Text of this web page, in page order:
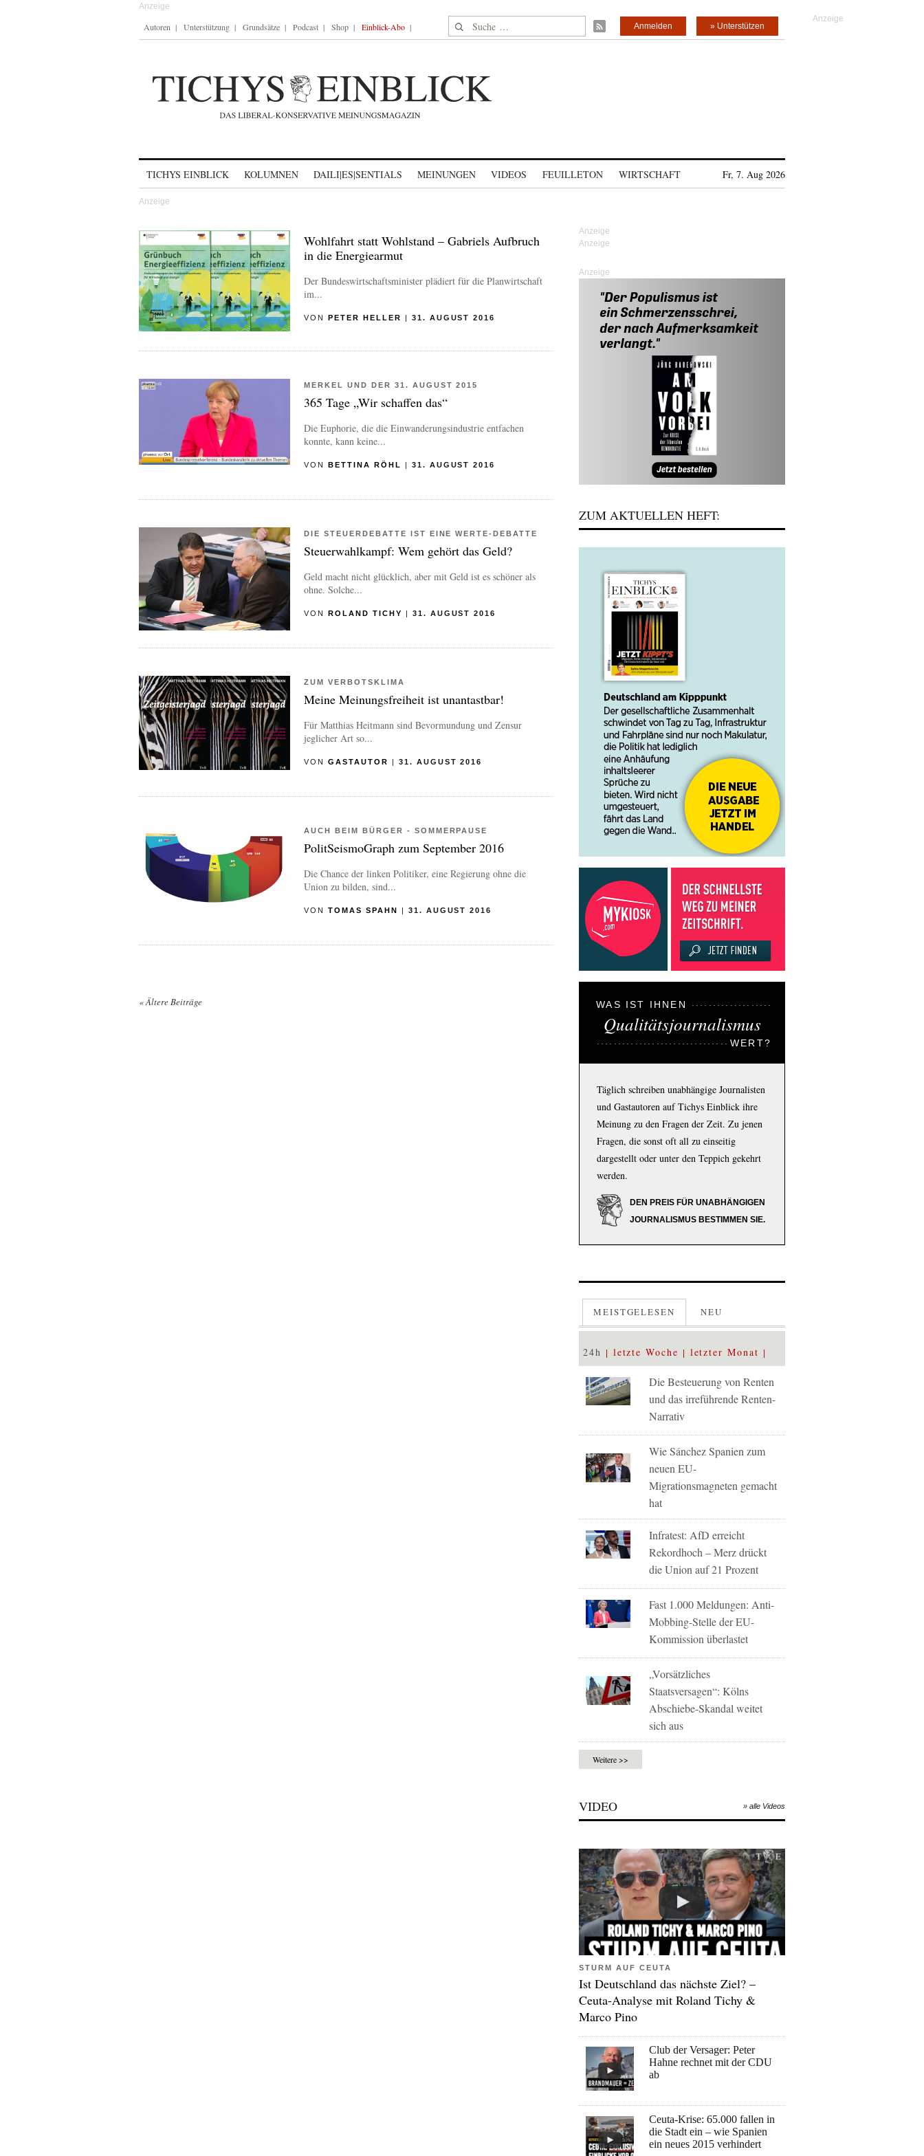
Autoren Unterstützung Grundsätze Podcast Shop Einblick-Abo Suche nach: » Unterstützen
Anmelden
TICHYS EINBLICK KOLUMNEN DAILI|ES|SENTIALS MEINUNGEN VIDEOS FEUILLETON WIRTSCHAFT Fr, 7. Aug 2026
Wohlfahrt statt Wohlstand – Gabriels Aufbruch
in die Energiearmut
Der Bundeswirtschaftsminister plädiert für die Planwirtschaft
im...
VON PETER HELLER | 31. AUGUST 2016
MERKEL UND DER 31. AUGUST 2015
365 Tage „Wir schaffen das“
Die Euphorie, die die Einwanderungsindustrie entfachen
konnte, kann keine...
VON BETTINA RÖHL | 31. AUGUST 2016
DIE STEUERDEBATTE IST EINE WERTE-DEBATTE
Steuerwahlkampf: Wem gehört das Geld?
Geld macht nicht glücklich, aber mit Geld ist es schöner als
ohne. Solche...
VON ROLAND TICHY | 31. AUGUST 2016
ZUM VERBOTSKLIMA
Meine Meinungsfreiheit ist unantastbar!
Für Matthias Heitmann sind Bevormundung und Zensur
jeglicher Art so...
VON GASTAUTOR | 31. AUGUST 2016
AUCH BEIM BÜRGER - SOMMERPAUSE
PolitSeismoGraph zum September 2016
Die Chance der linken Politiker, eine Regierung ohne die
Union zu bilden, sind...
VON TOMAS SPAHN | 31. AUGUST 2016
«Ältere Beiträge
Anzeige
ZUM AKTUELLEN HEFT:
WAS IST IHNEN
Qualitätsjournalismus
WERT?
Täglich schreiben unabhängige Journalisten
und Gastautoren auf Tichys Einblick ihre
Meinung zu den Fragen der Zeit. Zu jenen
Fragen, die sonst oft all zu einseitig
dargestellt oder unter den Teppich gekehrt
werden.
DEN PREIS FÜR UNABHÄNGIGEN
JOURNALISMUS BESTIMMEN SIE.
MEISTGELESEN NEU
24h letzte Woche letzter Monat
Die Besteuerung von Renten
und das irreführende Renten-
Narrativ
Wie Sánchez Spanien zum
neuen EU-
Migrationsmagneten gemacht
hat
Infratest: AfD erreicht
Rekordhoch – Merz drückt
die Union auf 21 Prozent
Fast 1.000 Meldungen: Anti-
Mobbing-Stelle der EU-
Kommission überlastet
„Vorsätzliches
Staatsversagen“: Kölns
Abschiebe-Skandal weitet
sich aus
Weitere >>
VIDEO » alle Videos
STURM AUF CEUTA
Ist Deutschland das nächste Ziel? –
Ceuta-Analyse mit Roland Tichy &
Marco Pino
Club der Versager: Peter
Hahne rechnet mit der CDU
ab
Ceuta-Krise: 65.000 fallen in
die Stadt ein – wie Spanien
ein neues 2015 verhindert